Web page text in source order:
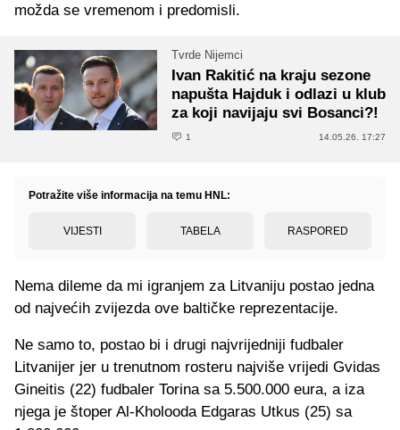
možda se vremenom i predomisli.
Tvrde Nijemci
Ivan Rakitić na kraju sezone
napušta Hajduk i odlazi u klub
za koji navijaju svi Bosanci?!
1 14.05.26. 17:27
Potražite više informacija na temu HNL:
VIJESTI TABELA RASPORED
Nema dileme da mi igranjem za Litvaniju postao jedna
od najvećih zvijezda ove baltičke reprezentacije.
Ne samo to, postao bi i drugi najvrijedniji fudbaler
Litvanijer jer u trenutnom rosteru najviše vrijedi Gvidas
Gineitis (22) fudbaler Torina sa 5.500.000 eura, a iza
njega je štoper Al-Kholooda Edgaras Utkus (25) sa